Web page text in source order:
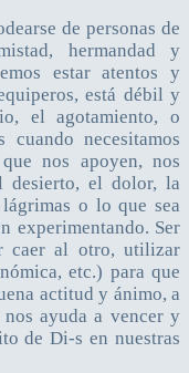
de personas de
hermandad y
estar atentos y
está débil y
el agotamiento, o
necesitamos
nos apoyen, nos
desierto, el dolor, la
o lo que sea
experimentando. Ser
caer al otro, utilizar
etc.) para que
actitud y ánimo, a
ayuda a vencer y
de Di-s en nuestras